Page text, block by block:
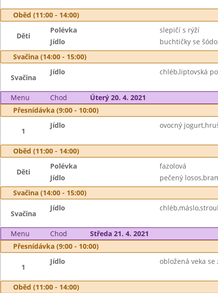
Oběd (11:00 - 14:00)
Děti
Polévka
slepičí s rýží
Jídlo
buchtičky se
Svačina (14:00 - 15:00)
Svačina
Jídlo chléb,liptovská
Menu Chod
Úterý 20. 4. 2021
Přesnídávka (9:00 - 10:00)
1
Jídlo ovocný
Oběd (11:00 - 14:00)
Děti
Polévka
fazolová
Jídlo
pečený
Svačina (14:00 - 15:00)
Svačina
Jídlo
Menu Chod
Středa 21. 4. 2021
Přesnídávka (9:00 - 10:00)
1
Jídlo obložená veka
Oběd (11:00 - 14:00)